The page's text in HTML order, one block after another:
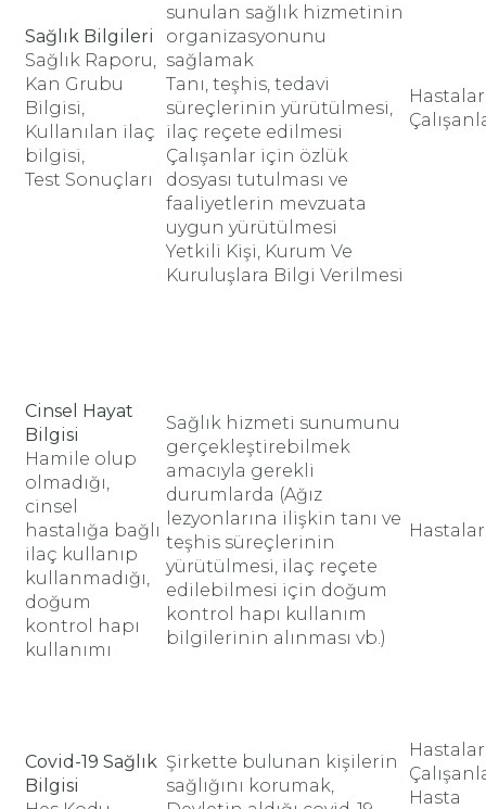
Sağlık Bilgileri
Sağlık Raporu,
Kan Grubu
Bilgisi,
Kullanılan ilaç
bilgisi,
Test Sonuçları
sunulan sağlık hizmetinin
organizasyonunu
sağlamak
Tanı, teşhis, tedavi
süreçlerinin yürütülmesi,
ilaç reçete edilmesi
Çalışanlar için özlük
dosyası tutulması ve
faaliyetlerin mevzuata
uygun yürütülmesi
Yetkili Kişi, Kurum Ve
Kuruluşlara Bilgi Verilmesi
Hastalar
Cinsel Hayat
Bilgisi
Hamile olup
olmadığı,
cinsel
hastalığa bağlı
ilaç kullanıp
kullanmadığı,
doğum
kontrol hapı
kullanımı
Sağlık hizmeti sunumunu
gerçekleştirebilmek
amacıyla gerekli
durumlarda (Ağız
lezyonlarına ilişkin tanı ve
teşhis süreçlerinin
yürütülmesi, ilaç reçete
edilebilmesi için doğum
kontrol hapı kullanım
bilgilerinin alınması vb.)
Hastalar
Covid-19 Sağlık
Bilgisi
Şirkette bulunan kişilerin
sağlığını korumak,
Hastalar
Hasta